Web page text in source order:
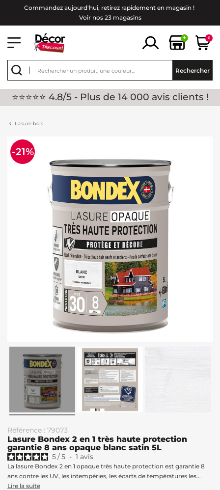
Commandez aujourd'hui, retirez rapidement en magasin !
Voir nos 23 magasins
+ 0
Rechercher
⭐⭐⭐⭐⭐ 4.8/5 - Plus de 14 000 avis clients !
Lasure bois
-21%
Référence : 79073
Lasure Bondex 2 en 1 très haute protection
garantie 8 ans opaque blanc satin 5L
5/5 - 1 avis
La lasure Bondex 2 en 1 opaque très haute protection est garantie 8
ans contre les UV, les intempéries, les écarts de températures les...
Lire la suite